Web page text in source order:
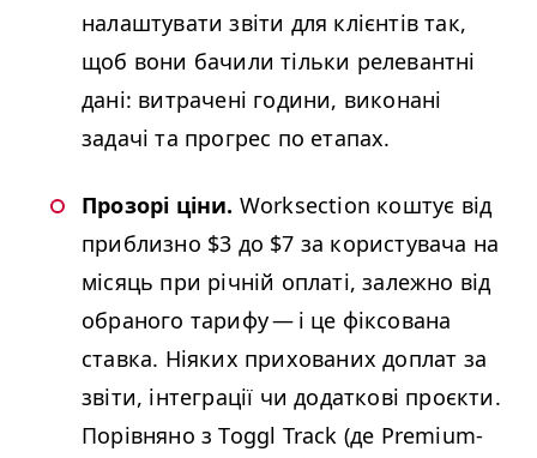
налаштувати звіти для клієнтів так,
щоб вони бачили тільки релевантні
дані: витрачені години, виконані
задачі та прогрес по етапах.
Прозорі ціни​. Worksection коштує від
приблизно $3 до $7 за користувача на
місяць при річній оплаті, залежно від
обраного тарифу — і це фіксована
ставка. Ніяких прихованих доплат за
звіти, інтеграції чи додаткові проєкти.
Порівняно з Toggl Track (де Premium-